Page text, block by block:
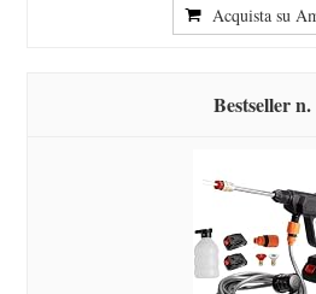
Acquista su